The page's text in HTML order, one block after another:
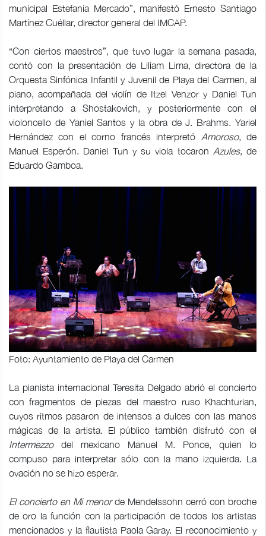
municipal Estefanía Mercado”, manifestó Ernesto Santiago
Martínez Cuéllar, director general del IMCAP.
“Con ciertos maestros”, que tuvo lugar la semana pasada,
contó con la presentación de Liliam Lima, directora de la
Orquesta Sinfónica Infantil y Juvenil de Playa del Carmen, al
piano, acompañada del violín de Itzel Venzor y Daniel Tun
interpretando a Shostakovich, y posteriormente con el
violoncello de Yaniel Santos y la obra de J. Brahms. Yariel
Hernández con el corno francés interpretó Amoroso, de
Manuel Esperón. Daniel Tun y su viola tocaron Azules, de
Eduardo Gamboa.
Foto: Ayuntamiento de Playa del Carmen
La pianista internacional Teresita Delgado abrió el concierto
con fragmentos de piezas del maestro ruso Khachturian,
cuyos ritmos pasaron de intensos a dulces con las manos
mágicas de la artista. El público también disfrutó con el
Intermezzodel mexicano Manuel M. Ponce, quien lo
compuso para interpretar sólo con la mano izquierda. La
ovación no se hizo esperar.
El concierto en Mi menorde Mendelssohn cerró con broche
de oro la función con la participación de todos los artistas
mencionados y la flautista Paola Garay. El reconocimiento y